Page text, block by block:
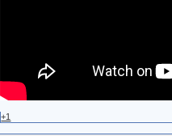
+1